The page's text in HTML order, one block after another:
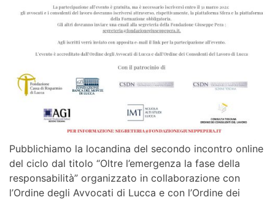
Pubblichiamo la locandina del secondo incontro online
del ciclo dal titolo “Oltre l’emergenza la fase della
responsabilità” organizzato in collaborazione con
l’Ordine degli Avvocati di Lucca e con l’Ordine dei